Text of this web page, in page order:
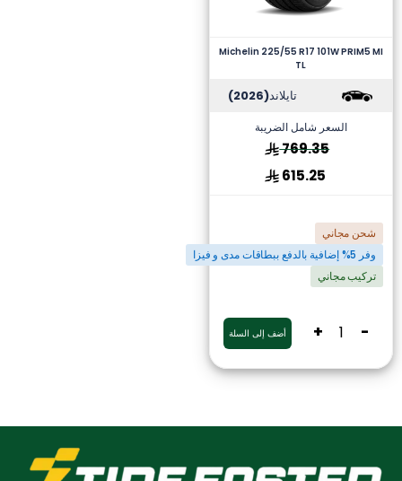
Michelin 225/55 R17 101W PRIM5 MI
TL
تايلاند(2026)
السعر شامل الضريبة
769.35
615.25
شحن مجاني
وفر 5% إضافية بالدفع ببطاقات مدى و فيزا
تركيب مجاني
-
+ أضف إلى السلة